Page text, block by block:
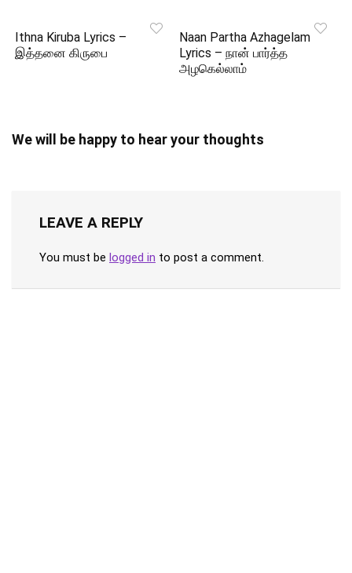
Ithna Kiruba Lyrics –
இத்தனை கிருபை
Naan Partha Azhagelam
Lyrics – நான் பார்த்த
அழகெல்லாம்
We will be happy to hear your thoughts
LEAVE A REPLY
You must be logged in to post a comment.